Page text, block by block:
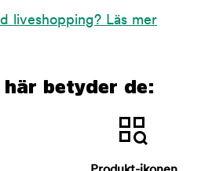
liveshopping? Läs mer
här betyder de: